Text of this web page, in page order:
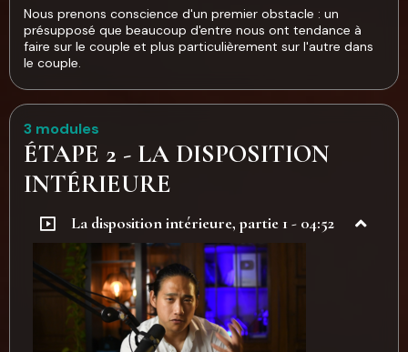
Nous prenons conscience d'un premier obstacle : un
présupposé que beaucoup d'entre nous ont tendance à
faire sur le couple et plus particulièrement sur l'autre dans
le couple.
3 modules
ÉTAPE 2 - LA DISPOSITION
INTÉRIEURE
La disposition intérieure, partie 1 - 04:52